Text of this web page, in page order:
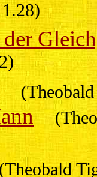
(Theobald